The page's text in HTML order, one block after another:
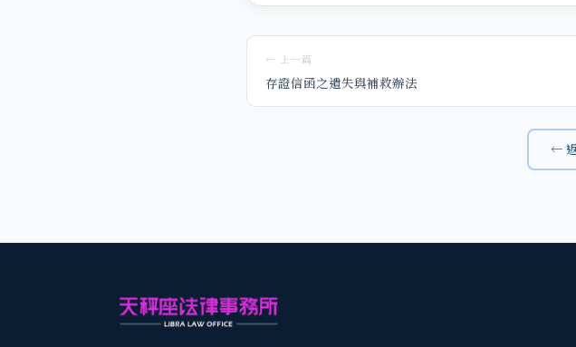
← 上一篇
存證信函之遺失與補救辦法
←